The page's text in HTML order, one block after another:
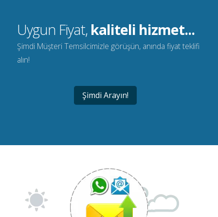
Uygun Fiyat, kaliteli hizmet...
Şimdi Müşteri Temsilcimizle görüşün, anında fiyat teklifi
alın!
Şimdi Arayın!